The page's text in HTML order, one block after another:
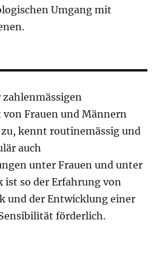
Umgang mit
Frauen und Männern
kennt routinemässig und
auch
unter Frauen und unter
ist so der Erfahrung von
und der Entwicklung einer
förderlich.